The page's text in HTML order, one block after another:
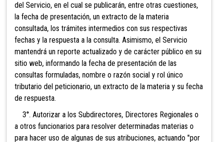
del Servicio, en el cual se publicarán, entre otras cuestiones,
la fecha de presentación, un extracto de la materia
consultada, los trámites intermedios con sus respectivas
fechas y la respuesta a la consulta. Asimismo, el Servicio
mantendrá un reporte actualizado y de carácter público en su
sitio web, informando la fecha de presentación de las
consultas formuladas, nombre o razón social y rol único
tributario del peticionario, un extracto de la materia y su fecha
de respuesta.
3°. Autorizar a los Subdirectores, Directores Regionales o
a otros funcionarios para resolver determinadas materias o
para hacer uso de algunas de sus atribuciones, actuando "por